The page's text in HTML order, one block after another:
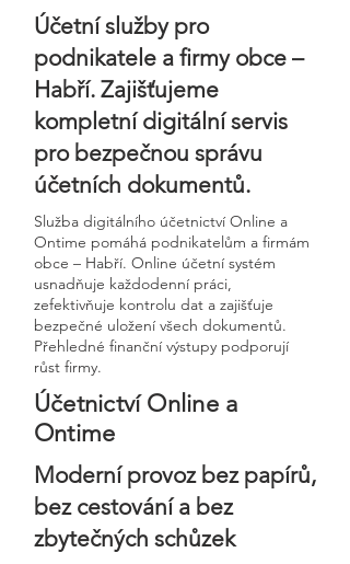
Účetní služby pro
podnikatele a firmy obce –
Habří. Zajišťujeme
kompletní digitální servis
pro bezpečnou správu
účetních dokumentů.
Služba digitálního účetnictví Online a
Ontime pomáhá podnikatelům a firmám
obce – Habří. Online účetní systém
usnadňuje každodenní práci,
zefektivňuje kontrolu dat a zajišťuje
bezpečné uložení všech dokumentů.
Přehledné finanční výstupy podporují
růst firmy.
Účetnictví Online a
Ontime
Moderní provoz bez papírů,
bez cestování a bez
zbytečných schůzek